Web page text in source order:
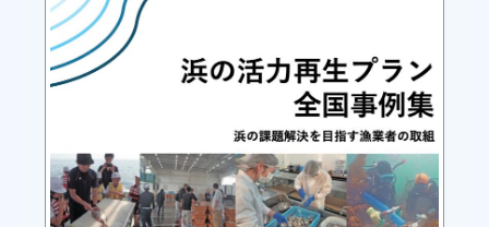
漁村の活性化のための取組
①漁協青年部及び漁業士の活動を支援す
る。
（２）女性活躍の促進